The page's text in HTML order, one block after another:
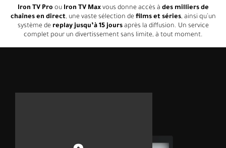
Iron TV Pro ou Iron TV Maxvous donne accès à des milliers de
chaînes en direct, une vaste sélection de films et séries, ainsi qu’un
système de replay jusqu’à 15 joursaprès la diffusion. Un service
complet pour un divertissement sans limite, à tout moment.